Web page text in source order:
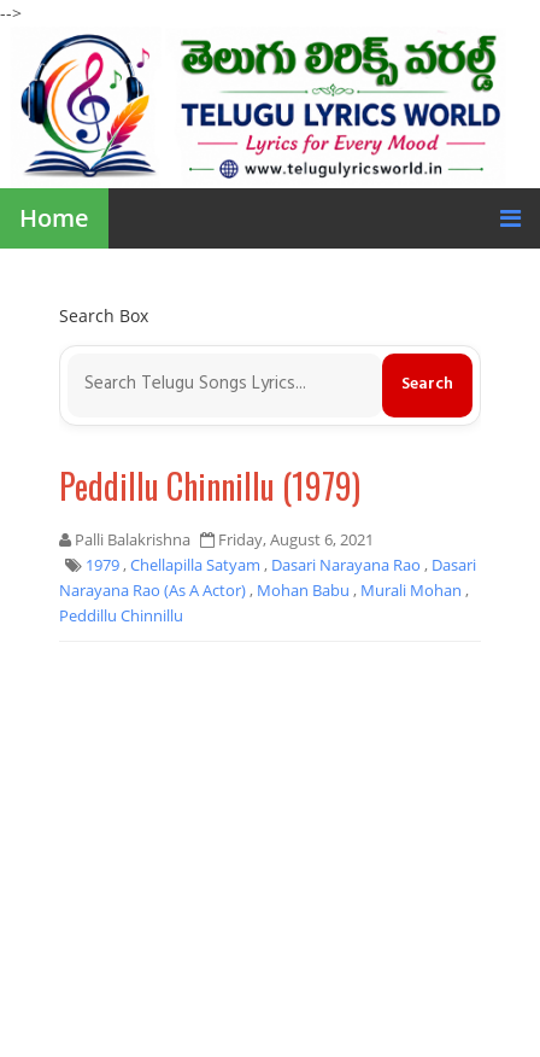
-->
Home
Search Box
Peddillu Chinnillu (1979)
Palli Balakrishna
Friday, August 6, 2021
1979,Chellapilla Satyam , Dasari Narayana Rao , Dasari
Narayana Rao (As A Actor), Mohan Babu , Murali Mohan ,
Peddillu Chinnillu